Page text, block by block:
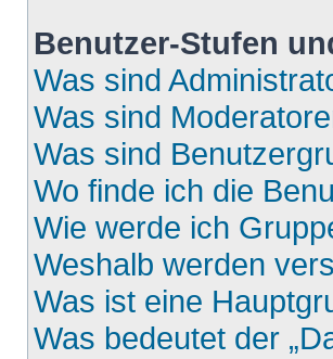
Benutzer-Stufen
Was sind
Was sind
Was sind
Wo finde ich die
Wie werde ich
Weshalb werden
Was ist eine
Was bedeutet der